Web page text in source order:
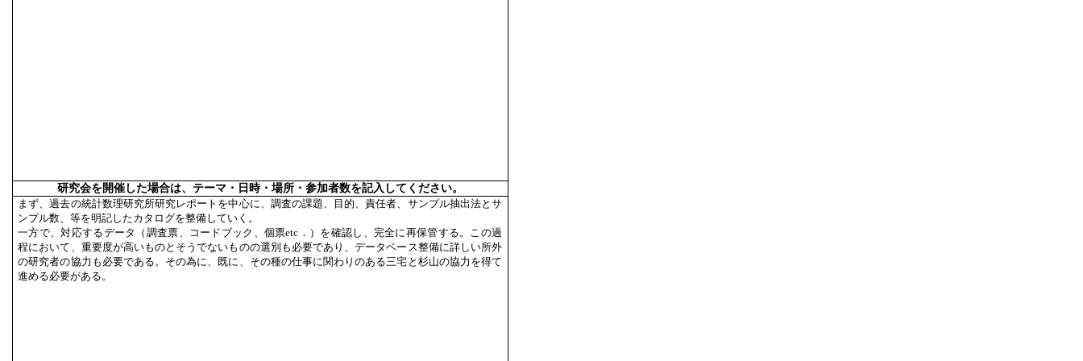
研究会を開催した場合は、テーマ・日時・場所・参加者数を記入してください。
まず、過去の統計数理研究所研究レポートを中心に、調査の課題、目的、責任者、サンプル抽出法とサ
ンプル数、等を明記したカタログを整備していく。
一方で、対応するデータ（調査票、コードブック、個票etc．）を確認し、完全に再保管する。この過
程において、重要度が高いものとそうでないものの選別も必要であり、データベース整備に詳しい所外
の研究者の協力も必要である。その為に、既に、その種の仕事に関わりのある三宅と杉山の協力を得て
進める必要がある。